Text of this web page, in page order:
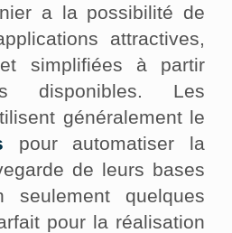
a la possibilité de
attractives,
simplifiées à partir
disponibles. Les
généralement le
pour automatiser la
de leurs bases
seulement quelques
pour la réalisation